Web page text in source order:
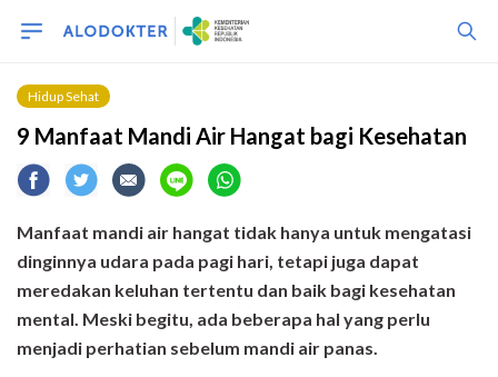
Hidup Sehat
9 Manfaat Mandi Air Hangat bagi Kesehatan
Manfaat mandi air hangat tidak hanya untuk mengatasi
dinginnya udara pada pagi hari, tetapi juga dapat
meredakan keluhan tertentu dan baik bagi kesehatan
mental. Meski begitu, ada beberapa hal yang perlu
menjadi perhatian sebelum mandi air panas.